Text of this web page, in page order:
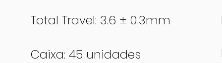
Total Travel: 3.6 ± 0.3mm
Caixa: 45 unidades